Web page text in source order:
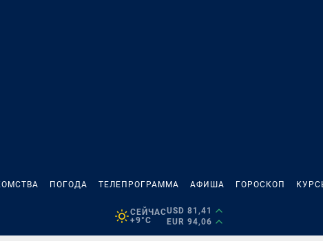
ПОГОДА ТЕЛЕПРОГРАММА АФИША ГОРОСКОП
СЕЙЧАС
+9°C
USD 81,41
EUR 94,06